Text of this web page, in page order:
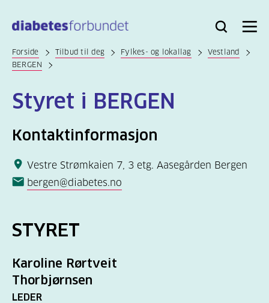
hovedinnhold
Bli
Logg
Søk Meny
Forside Tilbud til deg Fylkes- og lokallag
Vestland
BERGEN
Styret i BERGEN
Kontaktinformasjon
Vestre Strømkaien 7, 3 etg. Aasegården Bergen
bergen@diabetes.no
STYRET
Karoline Rørtveit
Thorbjørnsen
LEDER